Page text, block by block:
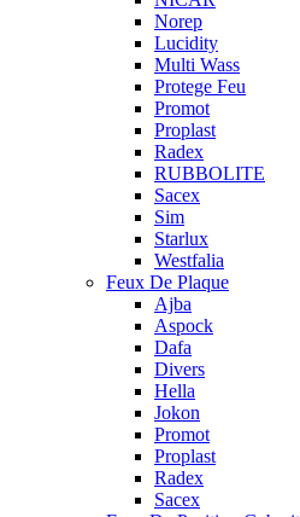
Norep
Lucidity
Multi Wass
Protege Feu
Promot
Proplast
Radex
RUBBOLITE
Sacex
Sim
Starlux
Westfalia
Feux De Plaque
Ajba
Aspock
Dafa
Divers
Hella
Jokon
Promot
Proplast
Radex
Sacex